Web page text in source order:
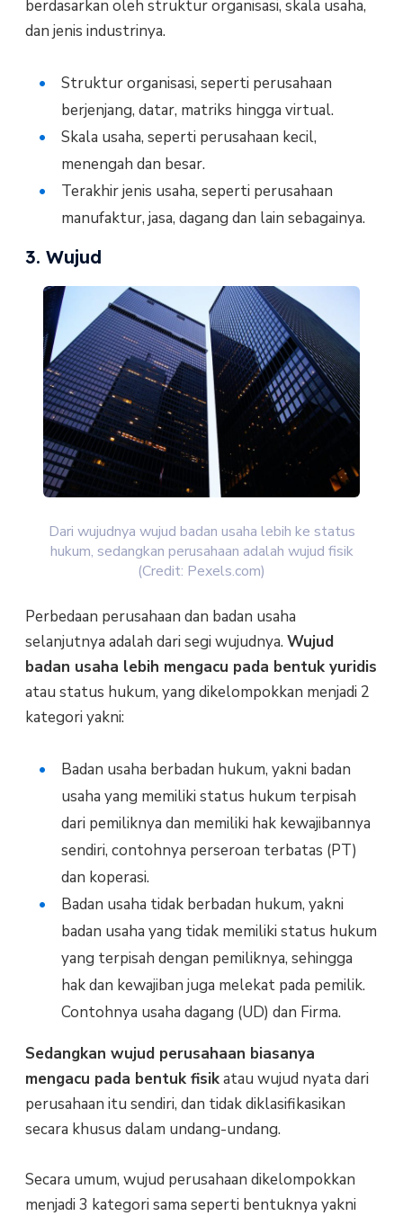
berdasarkan oleh struktur organisasi, skala usaha,
dan jenis industrinya.
Struktur organisasi, seperti perusahaan
berjenjang, datar, matriks hingga virtual.
Skala usaha, seperti perusahaan kecil,
menengah dan besar.
Terakhir jenis usaha, seperti perusahaan
manufaktur, jasa, dagang dan lain sebagainya.
3. Wujud
Dari wujudnya wujud badan usaha lebih ke status
hukum, sedangkan perusahaan adalah wujud fisik
(Credit: Pexels.com)
Perbedaan perusahaan dan badan usaha
selanjutnya adalah dari segi wujudnya. Wujud
badan usaha lebih mengacu pada bentuk yuridis
atau status hukum, yang dikelompokkan menjadi 2
kategori yakni:
Badan usaha berbadan hukum, yakni badan
usaha yang memiliki status hukum terpisah
dari pemiliknya dan memiliki hak kewajibannya
sendiri, contohnya perseroan terbatas (PT)
dan koperasi.
Badan usaha tidak berbadan hukum, yakni
badan usaha yang tidak memiliki status hukum
yang terpisah dengan pemiliknya, sehingga
hak dan kewajiban juga melekat pada pemilik.
Contohnya usaha dagang (UD) dan Firma.
Sedangkan wujud perusahaan biasanya
mengacu pada bentuk fisikatau wujud nyata dari
perusahaan itu sendiri, dan tidak diklasifikasikan
secara khusus dalam undang-undang.
Secara umum, wujud perusahaan dikelompokkan
menjadi 3 kategori sama seperti bentuknya yakni